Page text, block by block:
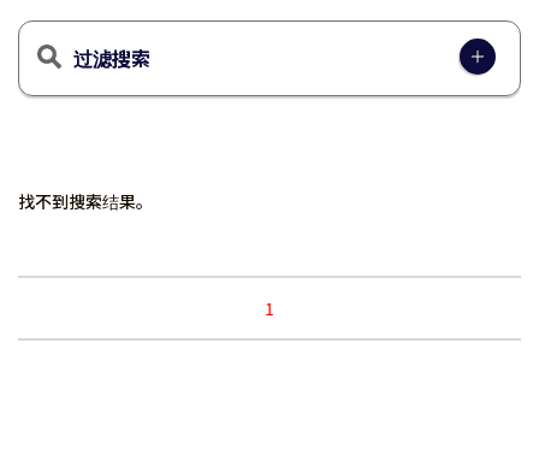
过滤搜索
找不到搜索结果。
1